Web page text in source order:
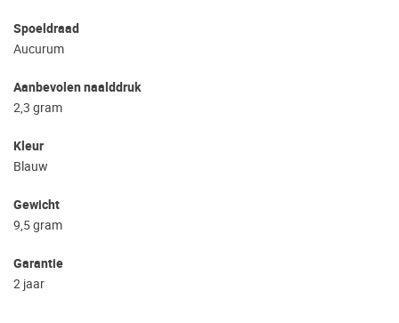
Spoeldraad
Aucurum
Aanbevolen naalddruk
2,3 gram
Kleur
Blauw
Gewicht
9,5 gram
Garantie
2 jaar